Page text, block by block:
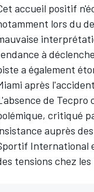
accueil positif
lors du
à
a également
après
de Tecpro
critiqué
auprès
International
tensions chez